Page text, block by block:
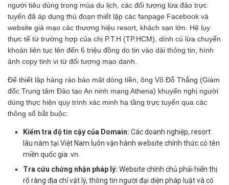
người tiêu dùng trong mùa du lịch, các đối tượng lừa đảo trực
tuyến đã áp dụng thủ đoạn thiết lập các fanpage Facebook và
website giả mạo các thương hiệu resort, khách sạn lớn. Hệ lụy
thực tế từ trường hợp của chị P.T.H (TP.HCM), dính cú lừa chuyển
khoản liên tục lên đến 6 triệu đồng do tin vào dải thông tin, hình
ảnh copy tinh vi từ đối tượng mạo danh.
Để thiết lập hàng rào bảo mật dòng tiền, ông Võ Đỗ Thắng (Giám
đốc Trung tâm Đào tạo An ninh mạng Athena) khuyến nghị người
dùng thực hiện quy trình xác minh hạ tầng trực tuyến qua các
thông số bắt buộc:
Kiểm tra độ tin cậy của Domain: Các doanh nghiệp, resort
lâu năm tại Việt Nam luôn vận hành website chính thức có tên
miền quốc gia .vn.
Tra cứu chứng nhận pháp lý: Website chính chủ phải hiển thị
rõ ràng địa chỉ vật lý, thông tin người đại diện pháp luật và có